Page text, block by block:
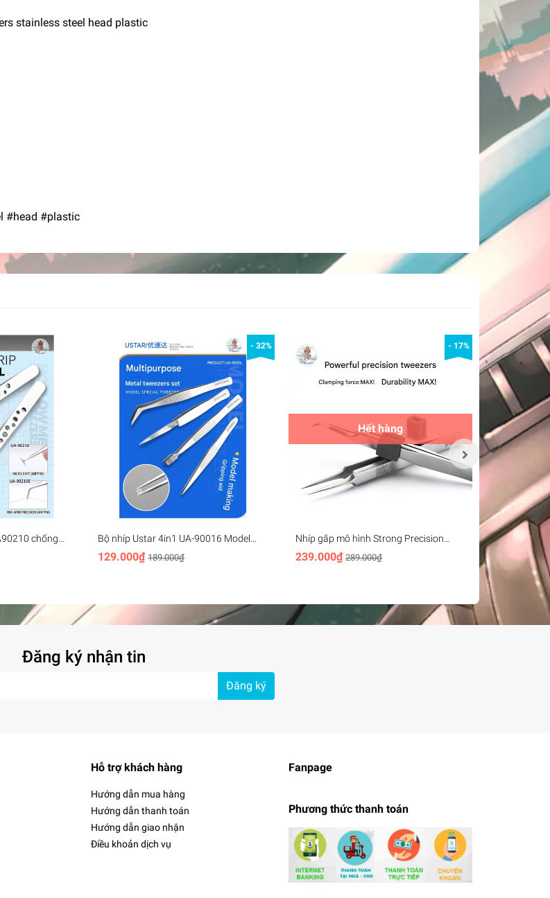
stainless steel head plastic
#head #plastic
chống
Anti-static
- 32%
Bộ nhíp Ustar 4in1 UA-90016 Model
Special Tweezers Set Water Sticker
Reverse Straight Curved
129.000₫ 189.000₫
- 17%
Hết hàng
Nhíp gắp mô hình Strong Precision
Tweezers RT-HD01 HD02 - RAY Studio
239.000₫ 289.000₫
Nhíp gắp
70.000₫
Đăng ký nhận tin
Đăng ký
Hỗ trợ khách hàng
Hướng dẫn mua hàng
Hướng dẫn thanh toán
Hướng dẫn giao nhận
Điều khoản dịch vụ
Fanpage
Phương thức thanh toán